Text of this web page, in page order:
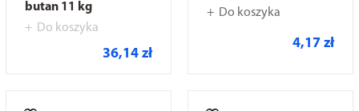
butan 11 kg
Do koszyka
36,14 zł
Do koszyka
4,17 zł